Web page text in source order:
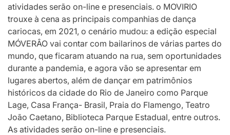
atividades serão on-line e presenciais. o MOVIRIO
trouxe à cena as principais companhias de dança
cariocas, em 2021, o cenário mudou: a edição especial
MÓVERÂO vai contar com bailarinos de várias partes do
mundo, que ficaram atuando na rua, sem oportunidades
durante a pandemia, e agora vão se apresentar em
lugares abertos, além de dançar em patrimônios
históricos da cidade do Rio de Janeiro como Parque
Lage, Casa França- Brasil, Praia do Flamengo, Teatro
João Caetano, Biblioteca Parque Estadual, entre outros.
As atividades serão on-line e presenciais.